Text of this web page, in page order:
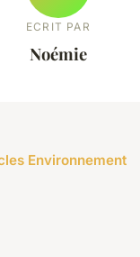
ECRIT PAR
Noémie
Environnement